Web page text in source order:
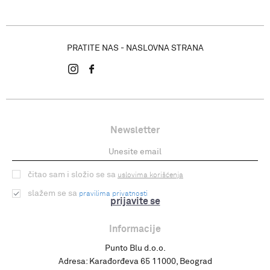
PRATITE NAS - NASLOVNA STRANA
Newsletter
prijavite se
čitao sam i složio se sa uslovima korišćenja
slažem se sa pravilima privatnosti
Informacije
Punto Blu d.o.o.
Adresa: Karađorđeva 65 11000, Beograd